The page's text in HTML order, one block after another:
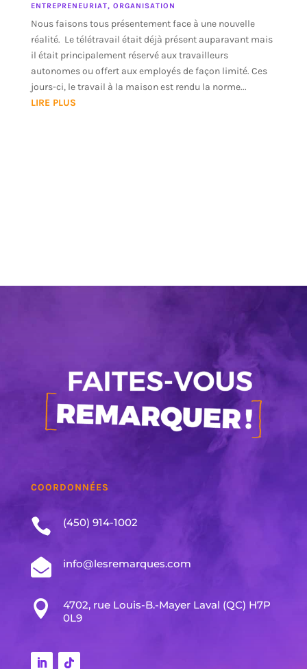
ENTREPRENEURIAT, ORGANISATION
Nous faisons tous présentement face à une nouvelle
réalité. Le télétravail était déjà présent auparavant mais
il était principalement réservé aux travailleurs
autonomes ou offert aux employés de façon limité. Ces
jours-ci, le travail à la maison est rendu la norme...
LIRE PLUS
COORDONNÉES
 (450) 914-1002
 info@lesremarques.com

4702, rue Louis-B.-Mayer Laval (QC) H7P
0L9